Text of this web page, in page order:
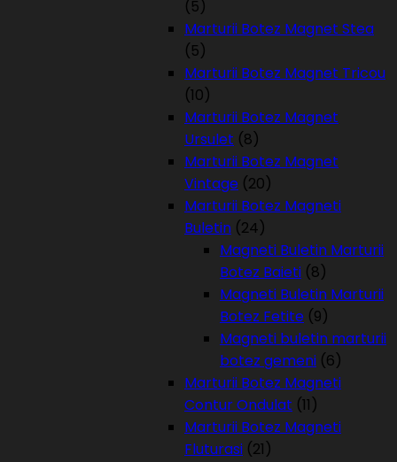
(5)
Marturii Botez Magnet Stea
(5)
Marturii Botez Magnet Tricou
(10)
Marturii Botez Magnet
Ursulet (8)
Marturii Botez Magnet
Vintage (20)
Marturii Botez Magneti
Buletin (24)
Magneti Buletin Marturii
Botez Baieti (8)
Magneti Buletin Marturii
Botez Fetite (9)
Magneti buletin marturii
botez gemeni (6)
Marturii Botez Magneti
Contur Ondulat (11)
Marturii Botez Magneti
Fluturasi (21)